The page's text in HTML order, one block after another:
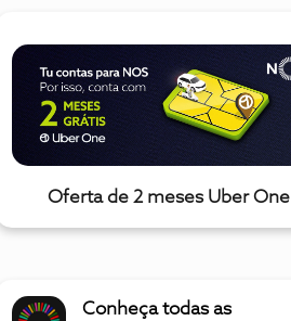
Oferta de 2 meses Uber One
Conheça todas as